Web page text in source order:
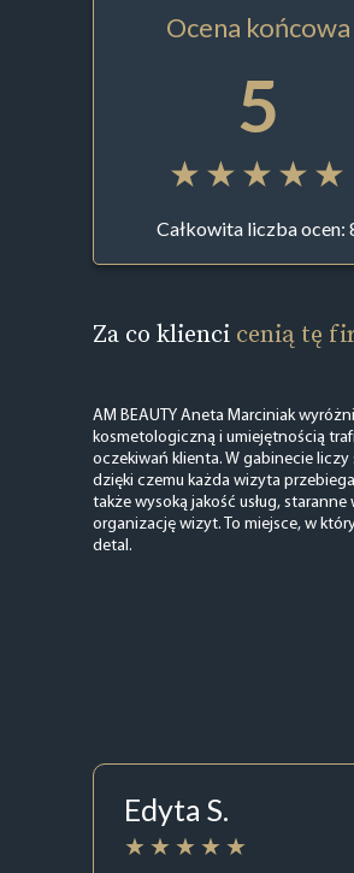
Ocena końcowa
5
Całkowita liczba ocen:
Za co klienci cenią tę
AM BEAUTY Aneta Marciniak
kosmetologiczną i umiejętnością
oczekiwań klienta. W gabinecie
dzięki czemu każda wizyta
także wysoką jakość usług,
organizację wizyt. To miejsce, w
detal.
Edyta S.